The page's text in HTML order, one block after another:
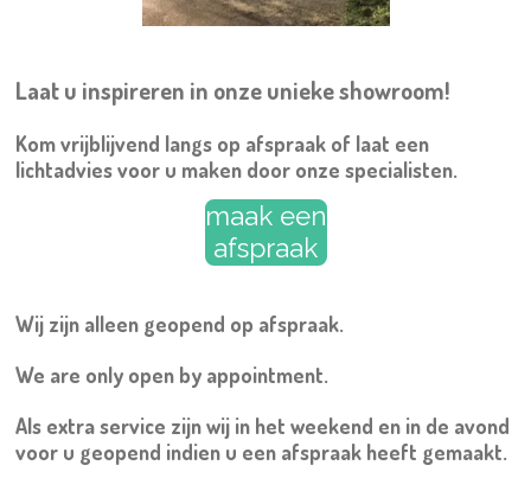
Laat u inspireren in onze unieke showroom!
Kom vrijblijvend langs op afspraakof laat een
lichtadvies voor u maken door onze specialisten.
maak een
afspraak
Wij zijn alleen geopend op afspraak.
We are only open by appointment.
Als extra service zijn wij in het weekend en in de avond
voor u geopend indien u een afspraak heeft gemaakt.